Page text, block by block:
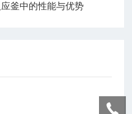
釜中的性能与优势